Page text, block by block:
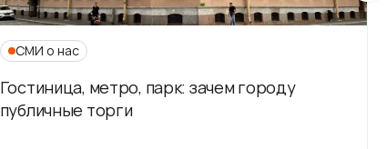
СМИ о нас
Гостиница, метро, парк: зачем городу
публичные торги